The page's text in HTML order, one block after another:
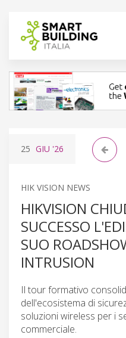
25 GIU '26
HIK VISION NEWS
HIKVISION
SUCCESSO
SUO
INTRUSION
Il tour formativo
dell'ecosistema di
soluzioni wireless per i
commerciale.